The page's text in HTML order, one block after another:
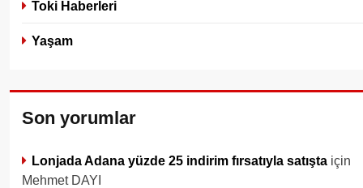
Toki Haberleri
Yaşam
Son yorumlar
Lonjada Adana yüzde 25 indirim fırsatıyla satışta için
Mehmet DAYI